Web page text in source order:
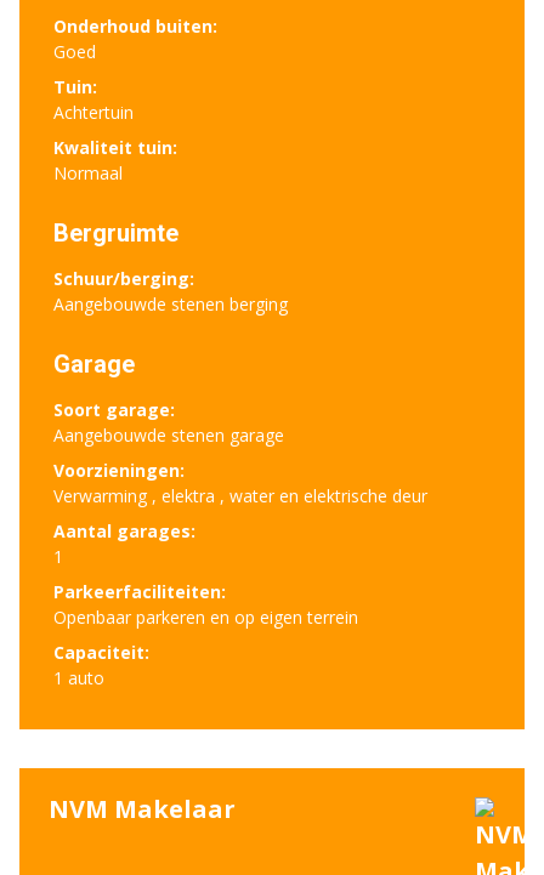
Onderhoud buiten:
Goed
Tuin:
Achtertuin
Kwaliteit tuin:
Normaal
Bergruimte
Schuur/berging:
Aangebouwde stenen berging
Garage
Soort garage:
Aangebouwde stenen garage
Voorzieningen:
Verwarming , elektra , water en elektrische deur
Aantal garages:
1
Parkeerfaciliteiten:
Openbaar parkeren en op eigen terrein
Capaciteit:
1 auto
NVM Makelaar